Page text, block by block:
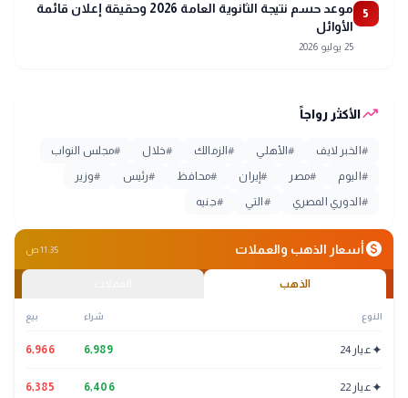
5
موعد حسم نتيجة الثانوية العامة 2026 وحقيقة إعلان قائمة
الأوائل
25 يوليو 2026
trending_upالأكثر رواجاً
# الخبر لايف #الأهلي #الزمالك #خلال #مجلس النواب
# اليوم #مصر #إيران #محافظ #رئيس #وزير
# الدوري المصري # التي #جنيه
monetization_onأسعار الذهب والعملات 11:35 ص
الذهب
النوع شراء بيع
✦عيار 24 6,989
6,966
✦عيار 22 6,406
6,385